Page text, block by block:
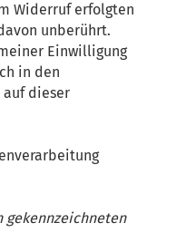
Widerruf erfolgten
unberührt.
Einwilligung
in den
dieser
gekennzeichneten